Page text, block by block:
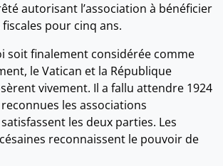
autorisant l’association à bénéficier
pour cinq ans.
soit finalement considérée comme
le Vatican et la République
vivement. Il a fallu attendre 1924
les associations
les deux parties. Les
reconnaissent le pouvoir de